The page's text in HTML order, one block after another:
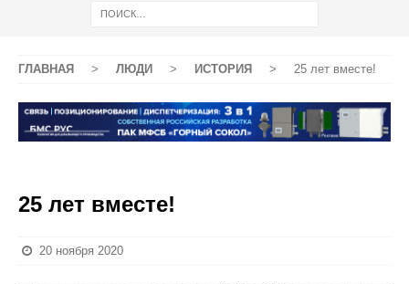
ГЛАВНАЯ > ЛЮДИ > ИСТОРИЯ > 25 лет вместе!
25 лет вместе!
20 ноября 2020